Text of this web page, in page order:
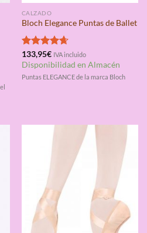
CALZADO
Bloch Elegance Puntas de Ballet
Valorado
con4.67
de 5
133,95€ IVA incluido
Disponibilidad en Almacén
Puntas ELEGANCE de la marca Bloch